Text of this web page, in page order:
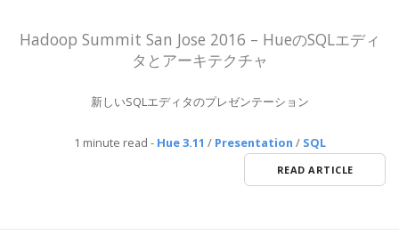
Hadoop Summit San Jose 2016 – HueのSQLエディ
タとアーキテクチャ
新しいSQLエディタのプレゼンテーション
1 minute read - Hue 3.11 / Presentation / SQL
READ ARTICLE